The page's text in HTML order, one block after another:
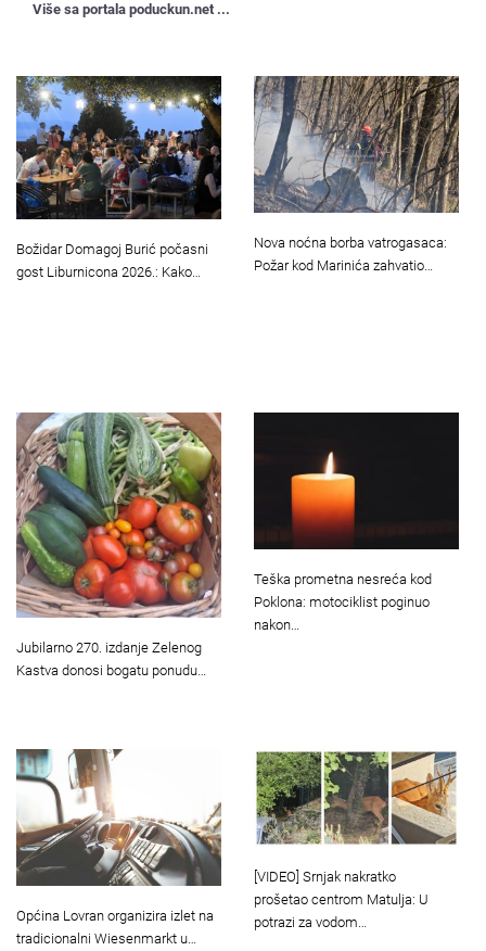
Više sa portala poduckun.net ...
Božidar Domagoj Burić počasni
gost Liburnicona 2026.: Kako…
Nova noćna borba vatrogasaca:
Požar kod Marinića zahvatio…
Jubilarno 270. izdanje Zelenog
Kastva donosi bogatu ponudu…
Teška prometna nesreća kod
Poklona: motociklist poginuo
nakon…
Općina Lovran organizira izlet na
tradicionalni Wiesenmarkt u…
[VIDEO] Srnjak nakratko
prošetao centrom Matulja: U
potrazi za vodom…